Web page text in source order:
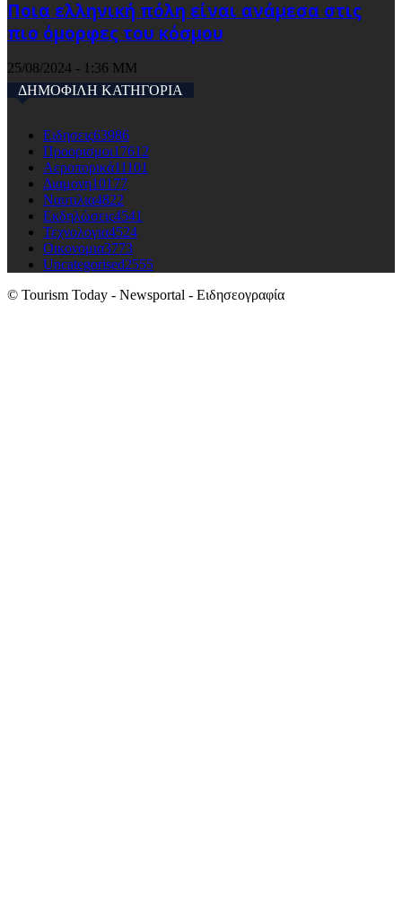
Ποια ελληνική πόλη είναι ανάμεσα στις
πιο όμορφες του κόσμου
25/08/2024 - 1:36 ΜΜ
ΔΗΜΟΦΙΛΗ ΚΑΤΗΓΟΡΙΑ
Ειδησεις63986
Προορισμοι17612
Αεροπορικά11101
Διαμονη10177
Ναυτιλια4822
Εκδηλώσεις4541
Τεχνολογια4524
Οικονομια3773
Uncategorised2555
© Tourism Today - Newsportal - Ειδησεογραφία